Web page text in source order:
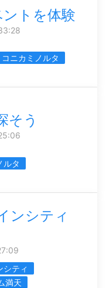
トを体験
コニカミノルタ
そう
ルタ
ンシティ
シティ
満天